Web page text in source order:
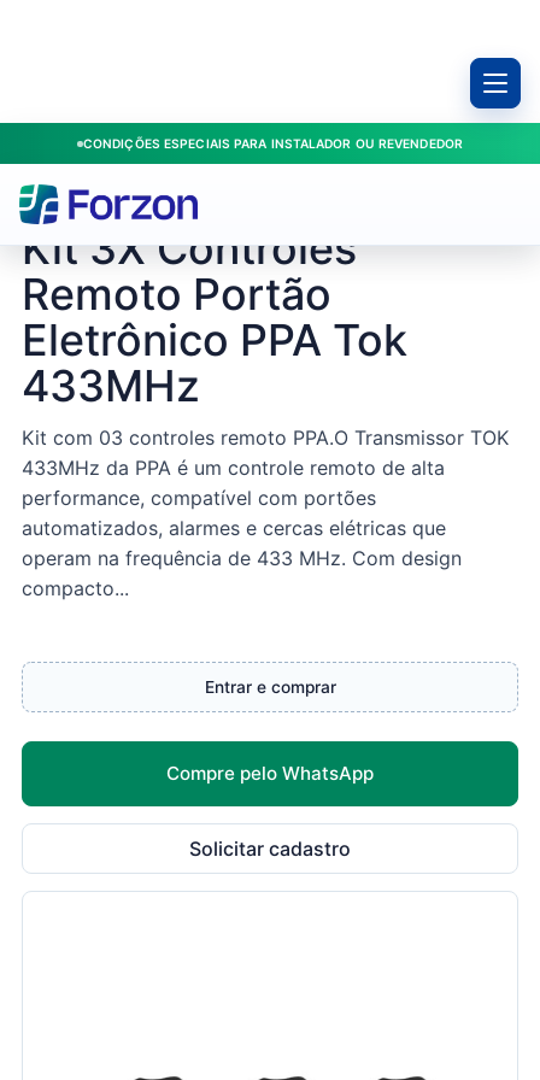
CONDIÇÕES ESPECIAIS PARA INSTALADOR OU REVENDEDOR
Produtos/Portões/
PPA / 405
Kit 3X Controles
Remoto Portão
Eletrônico PPA Tok
433MHz
Kit com 03 controles remoto PPA.O Transmissor TOK
433MHz da PPA é um controle remoto de alta
performance, compatível com portões
automatizados, alarmes e cercas elétricas que
operam na frequência de 433 MHz. Com design
compacto...
Entrar e comprar
Compre pelo WhatsApp
Solicitar cadastro